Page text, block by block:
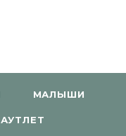
МАЛЫШИ
АУТЛЕТ